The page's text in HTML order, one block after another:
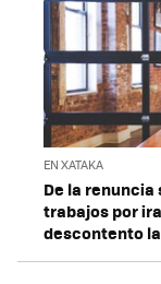
EN XATAKA
De la
trabajos por
descontento